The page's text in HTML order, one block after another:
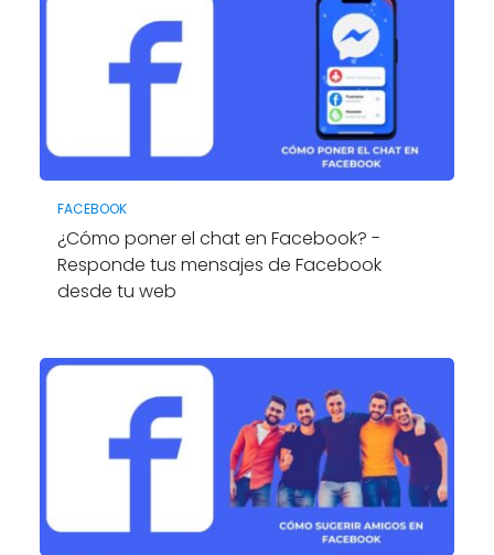
FACEBOOK
¿Cómo poner el chat en Facebook? -
Responde tus mensajes de Facebook
desde tu web